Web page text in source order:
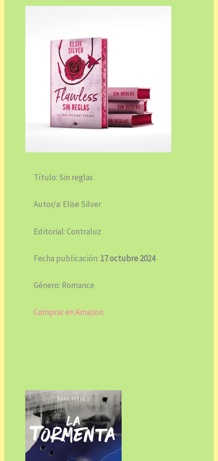
Título: Sin reglas
Autor/a: Elise Silver
Editorial: Contraluz
Fecha publicación: 17 octubre 2024
Género: Romance
Comprar en Amazon